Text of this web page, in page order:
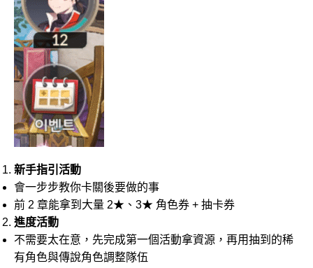
新手指引活動
會一步步教你卡關後要做的事
前 2 章能拿到大量 2★、3★ 角色券 + 抽卡券
進度活動
不需要太在意，先完成第一個活動拿資源，再用抽到的稀
有角色與傳說角色調整隊伍